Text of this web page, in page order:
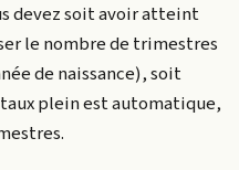
devez soit avoir atteint
le nombre de trimestres
de naissance), soit
plein est automatique,